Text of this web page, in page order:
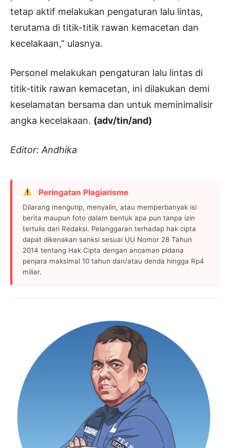
tetap aktif melakukan pengaturan lalu lintas,
terutama di titik-titik rawan kemacetan dan
kecelakaan,” ulasnya.
Personel melakukan pengaturan lalu lintas di
titik-titik rawan kemacetan, ini dilakukan demi
keselamatan bersama dan untuk meminimalisir
angka kecelakaan. (adv/tin/and)
Editor: Andhika
Peringatan Plagiarisme
Dilarang mengutip, menyalin, atau memperbanyak isi
berita maupun foto dalam bentuk apa pun tanpa izin
tertulis dari Redaksi. Pelanggaran terhadap hak cipta
dapat dikenakan sanksi sesuai UU Nomor 28 Tahun
2014 tentang Hak Cipta dengan ancaman pidana
penjara maksimal 10 tahun dan/atau denda hingga Rp4
miliar.